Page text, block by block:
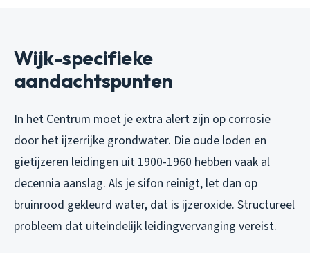
Wijk-specifieke
aandachtspunten
In het Centrum moet je extra alert zijn op corrosie
door het ijzerrijke grondwater. Die oude loden en
gietijzeren leidingen uit 1900-1960 hebben vaak al
decennia aanslag. Als je sifon reinigt, let dan op
bruinrood gekleurd water, dat is ijzeroxide. Structureel
probleem dat uiteindelijk leidingvervanging vereist.